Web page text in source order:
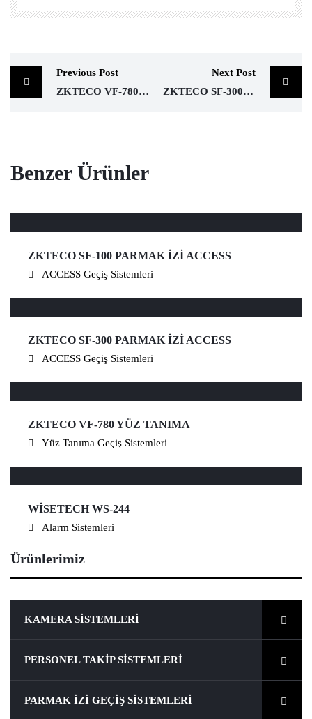
Previous Post
ZKTECO VF-780 YÜZ TANIMA
Next Post
ZKTECO SF-300 PARMAK İZİ ACCESS
Benzer Ürünler
ZKTECO SF-100 PARMAK İZİ ACCESS
ACCESS Geçiş Sistemleri
ZKTECO SF-300 PARMAK İZİ ACCESS
ACCESS Geçiş Sistemleri
ZKTECO VF-780 YÜZ TANIMA
Yüz Tanıma Geçiş Sistemleri
WİSETECH WS-244
Alarm Sistemleri
Ürünlerimiz
KAMERA SISTEMLERI
PERSONEL TAKIP SISTEMLERI
PARMAK İZI GEÇIŞ SISTEMLERI